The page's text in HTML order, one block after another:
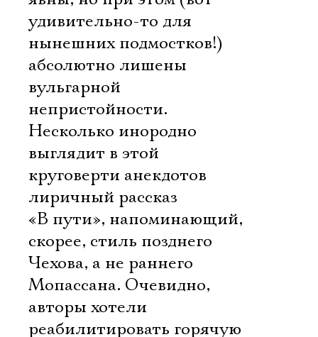
удивительно-то для
нынешних подмостков!)
абсолютно лишены
вульгарной
непристойности.
Несколько инородно
выглядит в этой
круговерти анекдотов
лиричный рассказ
«В пути», напоминающий,
скорее, стиль позднего
Чехова, а не раннего
Мопассана. Очевидно,
авторы хотели
реабилитировать горячую